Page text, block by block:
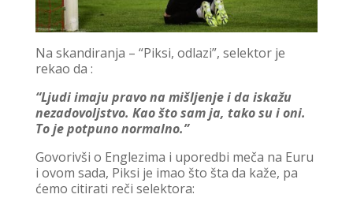
Na skandiranja – “Piksi, odlazi”, selektor je
rekao da :
“Ljudi imaju pravo na mišljenje i da iskažu
nezadovoljstvo. Kao što sam ja, tako su i oni.
To je potpuno normalno.”
Govorivši o Englezima i uporedbi meča na Euru
i ovom sada, Piksi je imao što šta da kaže, pa
ćemo citirati reči selektora: